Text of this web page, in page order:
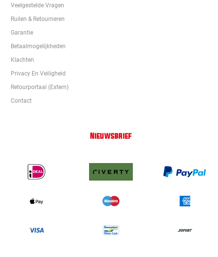
Veelgestelde Vragen
Ruilen & Retourneren
Garantie
Betaalmogelijkheden
Klachten
Privacy En Veiligheid
Retourportaal (extern)
Contact
Nieuwsbrief